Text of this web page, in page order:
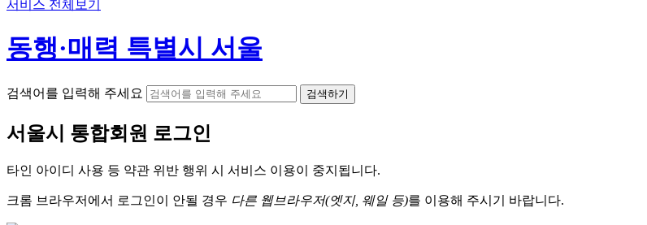
서비스 전체보기
동행·매력 특별시 서울
검색어를 입력해 주세요 검색하기
서울시 통합회원 로그인
타인 아이디 사용 등 약관 위반 행위 시 서비스 이용이 중지됩니다.
크롬 브라우저에서 로그인이 안될 경우 다른 웹브라우저(엣지, 웨일 등)를 이용해 주시기 바랍니다.